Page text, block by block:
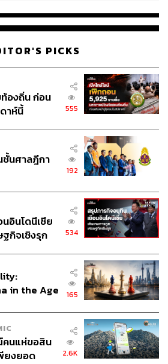
PICKS
องถิ่น ก่อน
าห์นี้
555
ชั้นศาลฎีกา
192
อินโดนีเซีย
กิจเชิงรุก
534
in the Age
165
คนแห่ขอสิน
ยงยอด
2.6K